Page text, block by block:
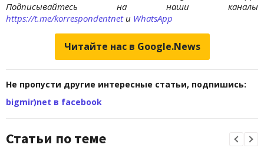
Подписывайтесь на наши каналы
https://t.me/korrespondentnetи WhatsApp
Читайте нас в Google.News
Не пропусти другие интересные статьи, подпишись:
bigmir)net в facebook
Статьи по теме